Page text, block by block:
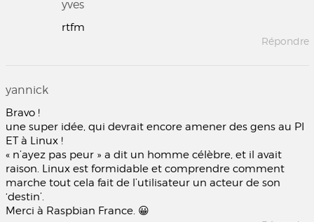
yves
rtfm
Répondre
yannick
Bravo !
une super idée, qui devrait encore amener des gens au PI
ET à Linux !
« n’ayez pas peur » a dit un homme célèbre, et il avait
raison. Linux est formidable et comprendre comment
marche tout cela fait de l’utilisateur un acteur de son
‘destin’.
Merci à Raspbian France. 😀